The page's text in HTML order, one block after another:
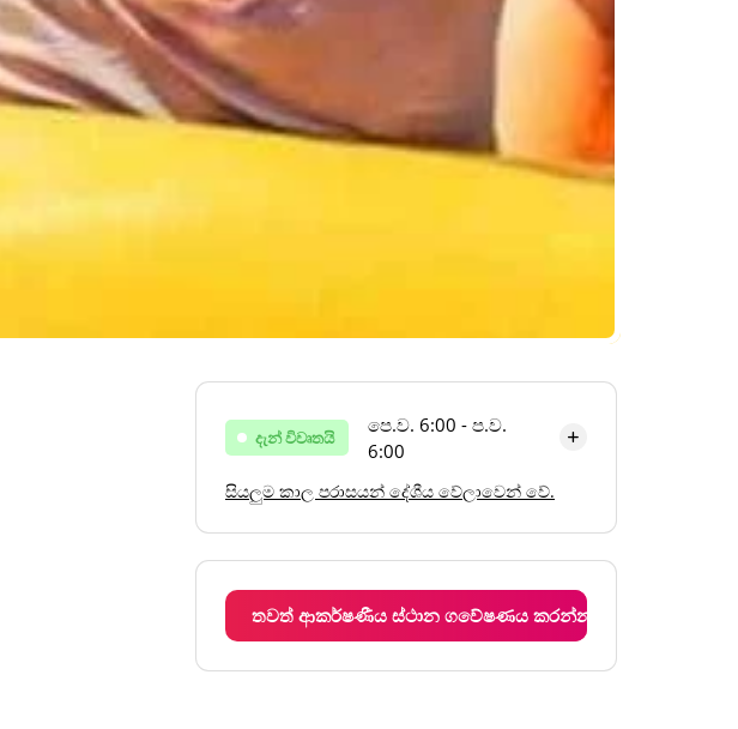
දැන් විවෘතයි
පෙ.ව. 6:00 - ප.ව.
6:00
සඳුදා
අඟහරුවාදා
පෙ.ව. 6:00 - ප.ව. 6:00
බදාදා
පෙ.ව. 6:00 - ප.ව. 6:00
බ්‍රහස්පතින්දා
පෙ.ව. 6:00 - ප.ව. 6:00
සියලුම කාල පරාසයන් දේශීය වේලාවෙන් වේ.
තවත් ආකර්ෂණීය ස්ථාන ගවේෂණය කරන්න